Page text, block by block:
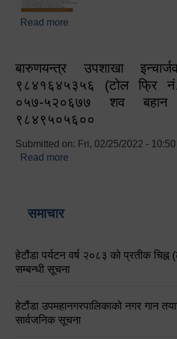
Read more
बारुणयन्त्र उपशाखा
९८४१६४५३५६ (टोल फ्रि
०५७-५२०६७७ शव
९८४९५०५६००
Submitted on: Fri, 02/25/2022 - 10:50
Read more
समाचार
हेटौंडा पर्यटन वर्ष २०८३ को प्रतीक चिह्न
सम्बन्धी सूचना
हेटौंडा उपमहानगरपालिकाको नगर गान
सार्वजनिक सूचना